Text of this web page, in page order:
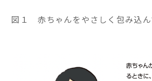
図１ 赤ちゃんをやさしく包み込ん